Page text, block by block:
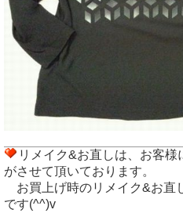
リメイク&お直しは、お客
がさせて頂いております。
お買上げ時のリメイク&お直
です(^^)v